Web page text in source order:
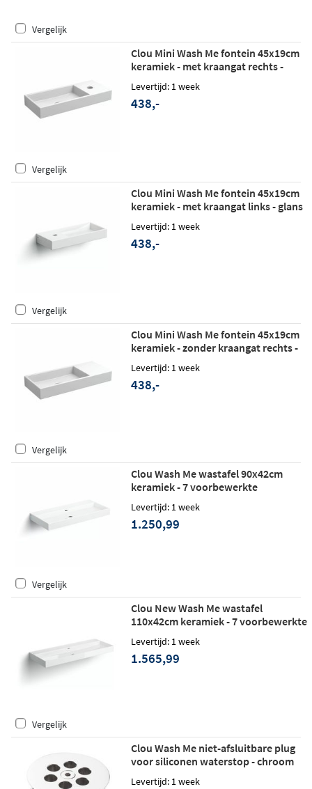
Vergelijk
Clou Mini Wash Me fontein 45x19cm
keramiek - met kraangat rechts -
glans wit
Levertijd: 1 week
438,-
Vergelijk
Clou Mini Wash Me fontein 45x19cm
keramiek - met kraangat links - glans
Levertijd: 1 week
438,-
Vergelijk
Clou Mini Wash Me fontein 45x19cm
keramiek - zonder kraangat rechts -
Levertijd: 1 week
438,-
Vergelijk
Clou Wash Me wastafel 90x42cm
keramiek - 7 voorbewerkte
kraangaten - glans wit
Levertijd: 1 week
1.250,99
Vergelijk
Clou New Wash Me wastafel
110x42cm keramiek - 7 voorbewerkte
kraangaten - glans wit
Levertijd: 1 week
1.565,99
Vergelijk
Clou Wash Me niet-afsluitbare plug
voor siliconen waterstop - chroom
Levertijd: 1 week